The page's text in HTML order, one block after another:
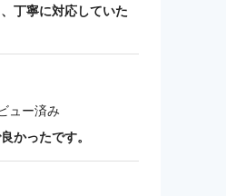
丁寧に対応していた
ュー済み
かったです。